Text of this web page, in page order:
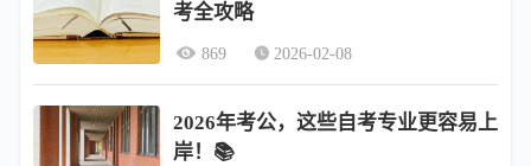
考全攻略
869 2026-02-08
2026年考公，这些自考专业更容易上
岸！📚